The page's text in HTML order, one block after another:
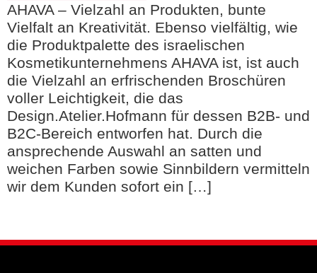
AHAVA – Vielzahl an Produkten, bunte
Vielfalt an Kreativität. Ebenso vielfältig, wie
die Produktpalette des israelischen
Kosmetikunternehmens AHAVA ist, ist auch
die Vielzahl an erfrischenden Broschüren
voller Leichtigkeit, die das
Design.Atelier.Hofmann für dessen B2B- und
B2C-Bereich entworfen hat. Durch die
ansprechende Auswahl an satten und
weichen Farben sowie Sinnbildern vermitteln
wir dem Kunden sofort ein […]